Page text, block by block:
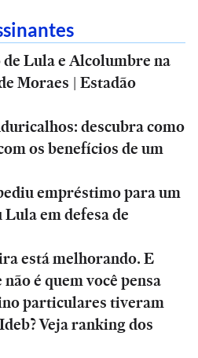
Lula e Alcolumbre na
Moraes | Estadão
descubra como
os benefícios de um
empréstimo para um
em defesa de
está melhorando. E
é quem você pensa
particulares tiveram
Veja ranking dos